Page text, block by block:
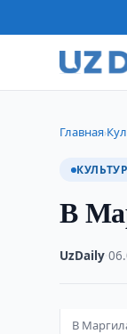
Главная›
В
UzDaily ·
В